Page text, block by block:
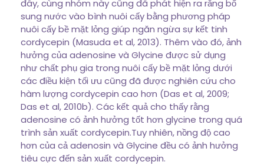
đây, cùng nhóm này cũng đã phát hiện ra rằng bổ
sung nước vào bình nuôi cấy bằng phương pháp
nuôi cấy bề mặt lỏng giúp ngăn ngừa sự kết tinh
cordycepin (Masuda et al, 2013). Thêm vào đó, ảnh
hưởng của adenosine và Glycine được sử dụng
như chất phụ gia trong nuôi cấy bề mặt lỏng dưới
các điều kiện tối ưu cũng đã được nghiên cứu cho
hàm lượng cordycepin cao hơn (Das et al, 2009;
Das et al, 2010b). Các kết quả cho thấy rằng
adenosine có ảnh hưởng tốt hơn glycine trong quá
trình sản xuất cordycepin.Tuy nhiên, nồng độ cao
hơn của cả adenosin và Glycine đều có ảnh hưởng
tiêu cực đến sản xuất cordycepin.